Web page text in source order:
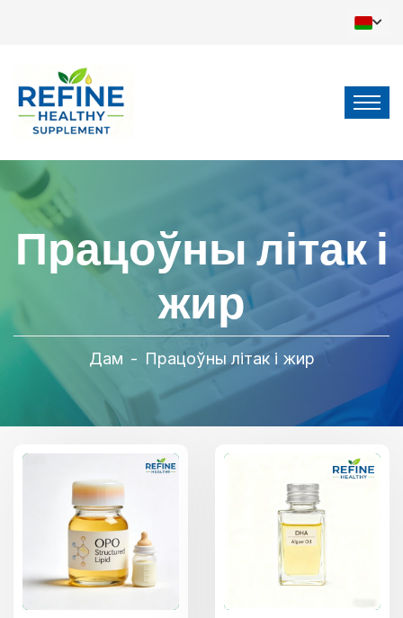
Працоўны літак і
жир
Дам - Працоўны літак і жир